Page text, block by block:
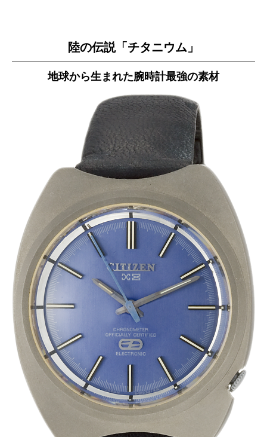
陸の伝説「チタニウム」
地球から生まれた腕時計最強の素材